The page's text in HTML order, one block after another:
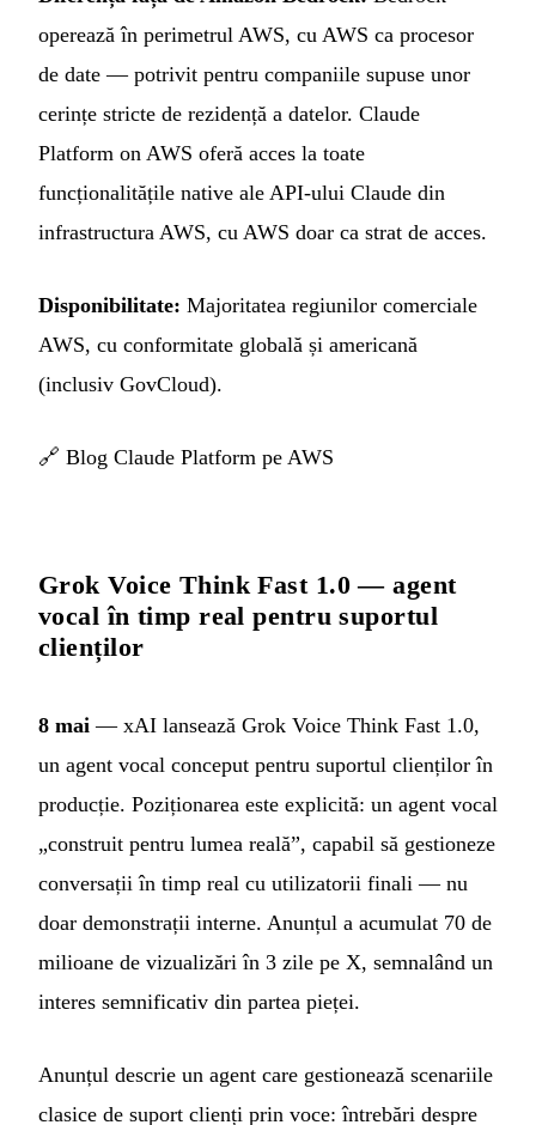
operează în perimetrul AWS, cu AWS ca procesor
de date — potrivit pentru companiile supuse unor
cerințe stricte de rezidență a datelor. Claude
Platform on AWS oferă acces la toate
funcționalitățile native ale API-ului Claude din
infrastructura AWS, cu AWS doar ca strat de acces.
Disponibilitate: Majoritatea regiunilor comerciale
AWS, cu conformitate globală și americană
(inclusiv GovCloud).
🔗 Blog Claude Platform pe AWS
Grok Voice Think Fast 1.0 — agent
vocal în timp real pentru suportul
clienților
8 mai — xAI lansează Grok Voice Think Fast 1.0,
un agent vocal conceput pentru suportul clienților în
producție. Poziționarea este explicită: un agent vocal
„construit pentru lumea reală”, capabil să gestioneze
conversații în timp real cu utilizatorii finali — nu
doar demonstrații interne. Anunțul a acumulat 70 de
milioane de vizualizări în 3 zile pe X, semnalând un
interes semnificativ din partea pieței.
Anunțul descrie un agent care gestionează scenariile
clasice de suport clienți prin voce: întrebări despre